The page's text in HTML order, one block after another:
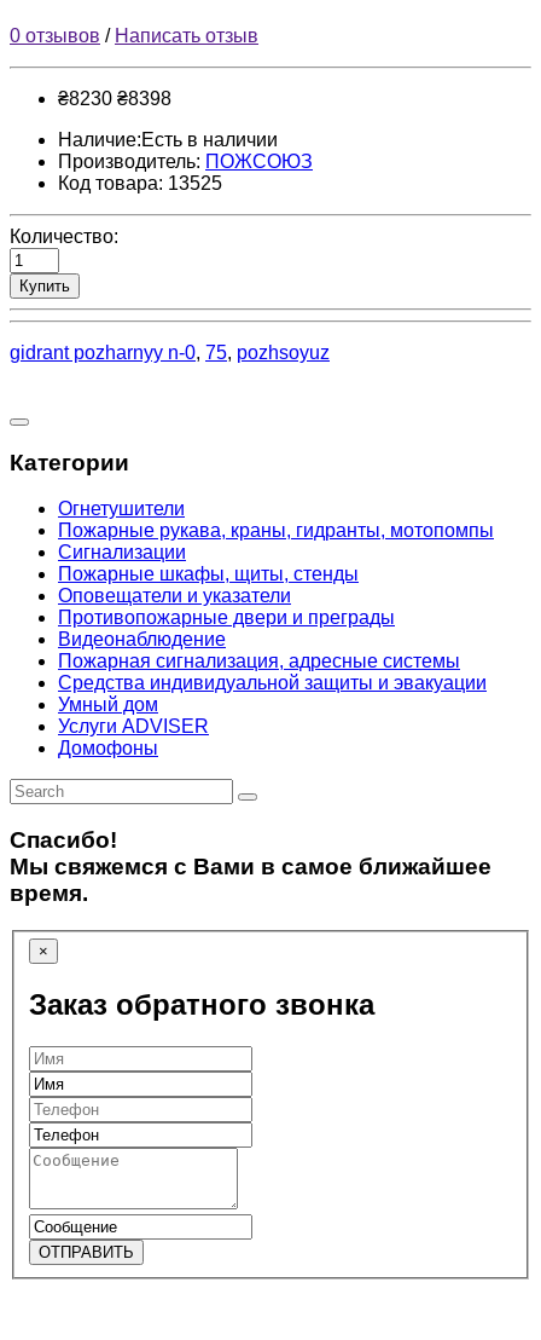
0 отзывов / Написать отзыв
₴8230 ₴8398
Наличие:Есть в наличии
Производитель: ПОЖСОЮЗ
Код товара: 13525
Количество:
Купить
gidrant pozharnyy n-0, 75, pozhsoyuz
Категории
Огнетушители
Пожарные рукава, краны, гидранты, мотопомпы
Сигнализации
Пожарные шкафы, щиты, стенды
Оповещатели и указатели
Противопожарные двери и преграды
Видеонаблюдение
Пожарная сигнализация, адресные системы
Средства индивидуальной защиты и эвакуации
Умный дом
Услуги ADVISER
Домофоны
Спасибо!
Мы свяжемся с Вами в самое ближайшее
время.
×
Заказ обратного звонка
ОТПРАВИТЬ